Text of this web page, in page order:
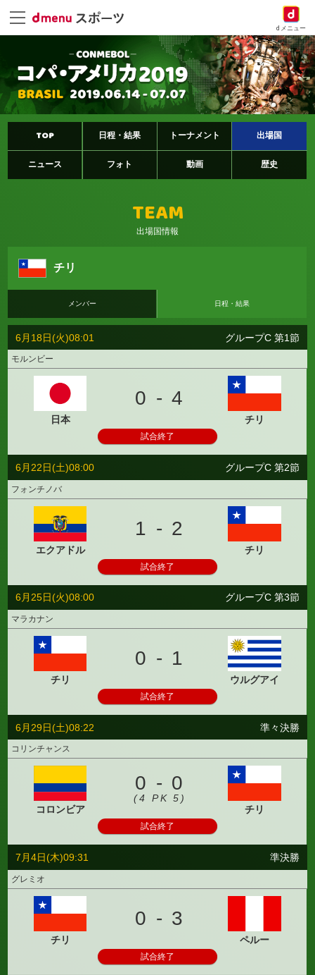
dメニュー
TOP 日程・結果 トーナメント 出場国
ニュース フォト 動画 歴史
TEAM
出場国情報
チリ
メンバー 日程・結果
6月18日(火)08:01 グループC 第1節
モルンビー
日本
0 - 4
チリ
試合終了
6月22日(土)08:00 グループC 第2節
フォンチノバ
エクアドル
1 - 2
チリ
試合終了
6月25日(火)08:00 グループC 第3節
マラカナン
チリ
0 - 1
ウルグアイ
試合終了
6月29日(土)08:22 準々決勝
コリンチャンス
コロンビア
0 - 0
(4 PK 5)
チリ
試合終了
7月4日(木)09:31 準決勝
グレミオ
チリ
0 - 3
ペルー
試合終了